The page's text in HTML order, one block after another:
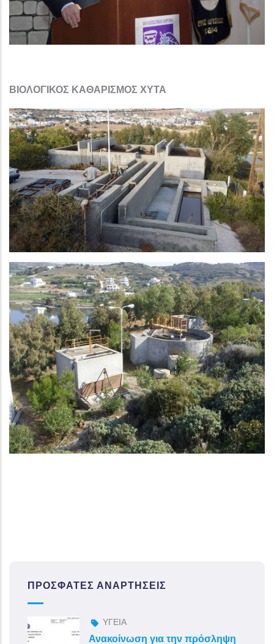
ΒΙΟΛΟΓΙΚΟΣ ΚΑΘΑΡΙΣΜΟΣ ΧΥΤΑ
ΠΡΌΣΦΑΤΕΣ ΑΝΑΡΤΉΣΕΙΣ
ΥΓΕΙΑ
Ανακοίνωση για την πρόσληψη